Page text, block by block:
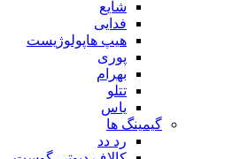
شایع
فدایی
هیپ هاپولوژیست
پوری
بهرام
تتلو
یاس
گیمینگ ها
رد دد